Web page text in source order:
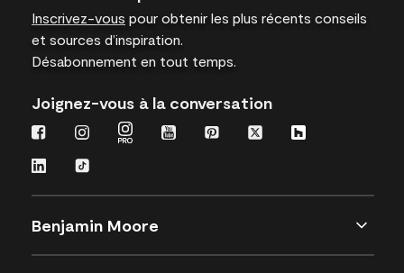
Inscrivez-vous pour obtenir les plus récents conseils
et sources d’inspiration.
Désabonnement en tout temps.
Joignez-vous à la conversation
Benjamin Moore